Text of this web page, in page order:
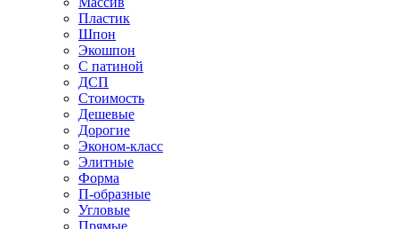
Пластик
Шпон
Экошпон
С патиной
ДСП
Стоимость
Дешевые
Дорогие
Эконом-класс
Элитные
Форма
П-образные
Угловые
Прямые